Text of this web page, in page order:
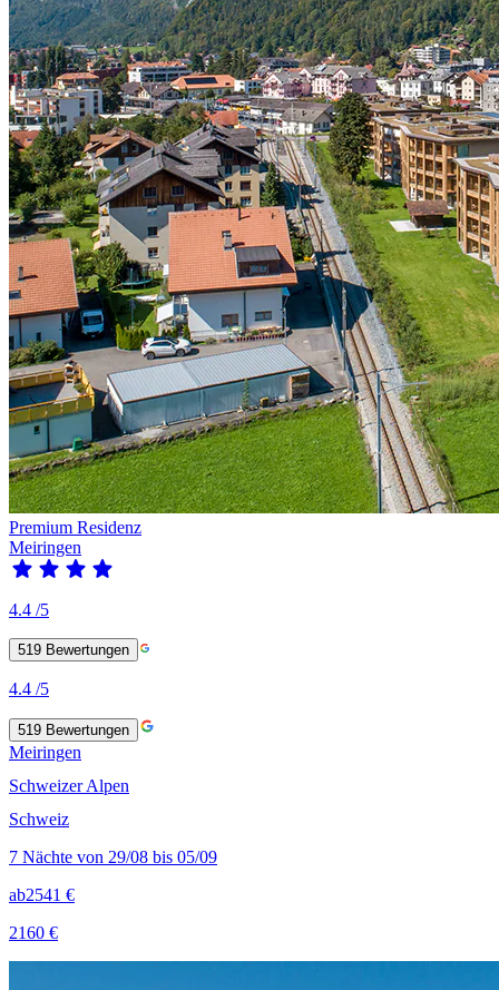
Premium Residenz
Meiringen
4.4 /5
519 Bewertungen
4.4 /5
519 Bewertungen
Meiringen
Schweizer Alpen
Schweiz
7 Nächte von 29/08 bis 05/09
ab2541 €
2160 €